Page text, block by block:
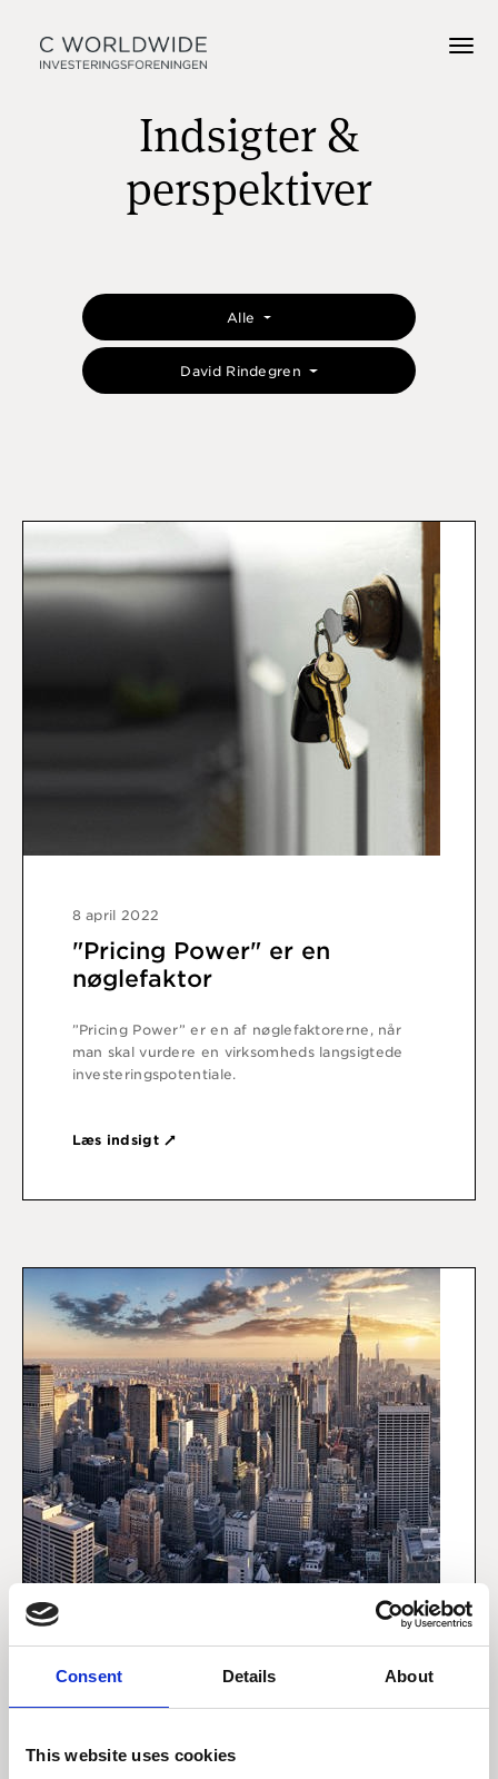
Consent Details About
This website uses cookies
Indsigter &
perspektiver
Alle
David Rindegren
8 april 2022
"Pricing Power" er en
nøglefaktor
”Pricing Power” er en af nøglefaktorerne, når
man skal vurdere en virksomheds langsigtede
investeringspotentiale.
Læs indsigt